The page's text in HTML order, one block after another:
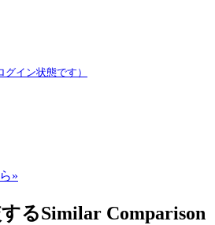
グイン状態です）
»
るSimilar Comparison